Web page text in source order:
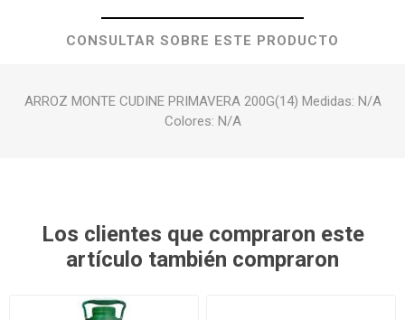
CONSULTAR SOBRE ESTE PRODUCTO
ARROZ MONTE CUDINE PRIMAVERA 200G(14) Medidas: N/A
Colores: N/A
Los clientes que compraron este
artículo también compraron